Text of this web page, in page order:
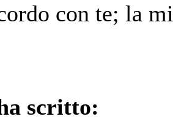
con te; la
scritto: